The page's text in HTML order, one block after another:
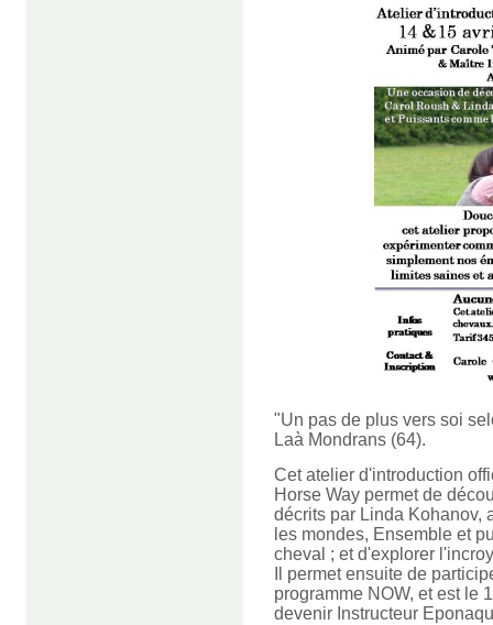
"Un pas de plus vers soi
Laà Mondrans (64).
Cet atelier d'introduction
Horse Way permet de
décrits par Linda Kohanov,
les mondes, Ensemble et
cheval ; et d'explorer
Il permet ensuite de
programme NOW, et est le
devenir Instructeur